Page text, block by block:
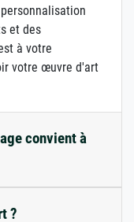
et des
à votre
votre œuvre d'art
convient à
?